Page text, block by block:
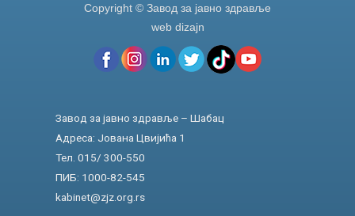
Copyright © Завод за јавно здравље
web dizajn
Завод за јавно здравље – Шабац
Адреса: Јована Цвијића 1
Тел. 015/ 300-550
ПИБ: 1000-82-545
kabinet@zjz.org.rs